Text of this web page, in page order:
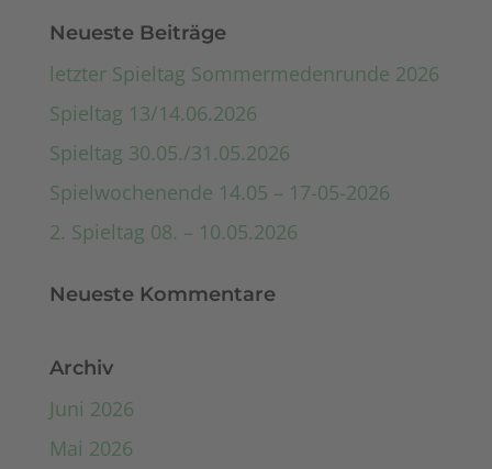
Neueste Beiträge
letzter Spieltag Sommermedenrunde 2026
Spieltag 13/14.06.2026
Spieltag 30.05./31.05.2026
Spielwochenende 14.05 – 17-05-2026
2. Spieltag 08. – 10.05.2026
Neueste Kommentare
Archiv
Juni 2026
Mai 2026